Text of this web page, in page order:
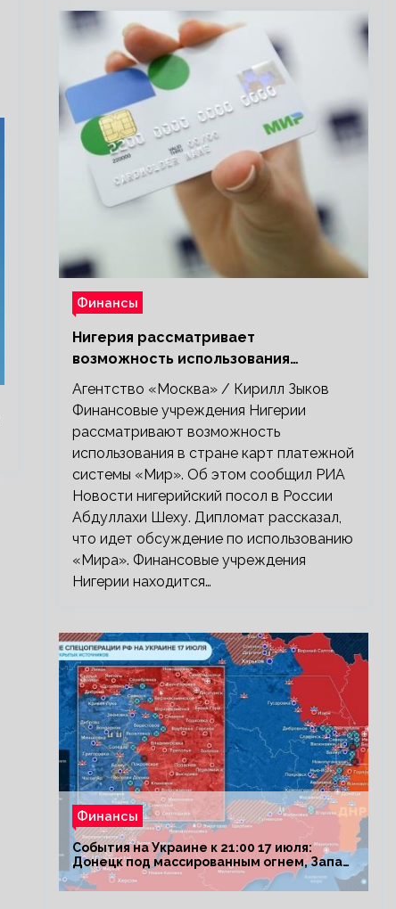
Финансы
Нигерия рассматривает
возможность использования
платежной системы «Мир»
Агентство «Москва» / Кирилл Зыков
Финансовые учреждения Нигерии
рассматривают возможность
использования в стране карт платежной
системы «Мир». Об этом сообщил РИА
Новости нигерийский посол в России
Абдуллахи Шеху. Дипломат рассказал,
что идет обсуждение по использованию
«Мира». Финансовые учреждения
Нигерии находится…
Финансы
События на Украине к 21:00 17 июля:
Донецк под массированным огнем, Запад
поставил Киеву ультиматум